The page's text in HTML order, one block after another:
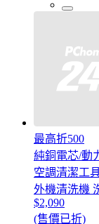
最高折500
純銅電芯/動
空調清潔工
外機清洗機
$2,090
(售價已折)